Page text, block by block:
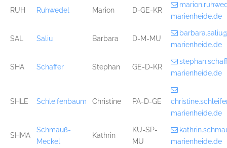
RUH Ruhwedel Marion D-GE-KR
marienheide.de
SAL Saliu Barbara D-M-MU
marienheide.de
SHA Schaffer Stephan GE-D-KR
marienheide.de
SHLE Schleifenbaum Christine PA-D-GE
marienheide.de
SHMA
Schmauß-
Meckel
Kathrin
KU-SP-
MU
marienheide.de